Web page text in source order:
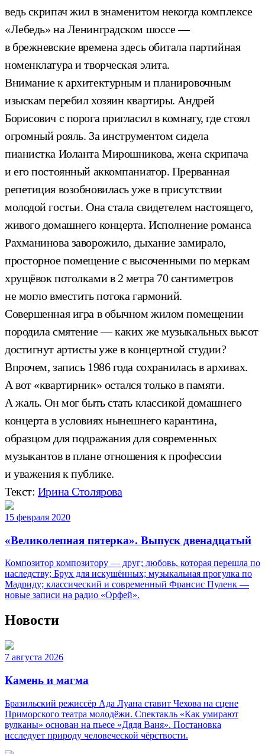
ведь скрипач жил в знаменитом некогда комплексе
«Лебедь» на Ленинградском шоссе —
в брежневские времена здесь обитала партийная
номенклатура и творческая элита.
Внимание к архитектурным и планировочным
изыскам перебил хозяин квартиры. Андрей
Борисович с порога пригласил в комнату, где стоял
огромный рояль. За инструментом сидела
пианистка Иоланта Мирошникова, жена скрипача
и его постоянный аккомпаниатор. Прерванная
репетиция возобновилась уже в присутствии
молодой гостьи. Она стала свидетелем настоящего,
живого домашнего концерта. Исполнение романса
Рахманинова заворожило, дыхание замирало,
просторное помещение с высоченными по меркам
хрущёвок потолками в 2 метра 70 сантиметров
не могло вместить потока гармоний.
Совершенная игра в обычном жилом помещении
породила смятение — каких же музыкальных высот
достигнут артисты уже в концертной студии?
Впрочем, запись 1986 года сохранилась в архивах.
А вот «квартирник» остался только в памяти.
А жаль. Он мог быть стать классикой домашнего
концерта в условиях нынешнего карантина,
образцом для подражания для современных
музыкантов в плане отношения к профессии
и уважения к публике.
Текст: Ирина Столярова
15 февраля 2020
«Великолепная пятерка». Выпуск двенадцатый
Композитор композитору — друг; любовь, которая перешла по
наследству; Брух для искушённых; музыкальная прогулка по
Мадриду; классический и современный Франсис Пуленк —
новые записи на радио «Орфей».
Новости
7 августа 2026
Камень и магма
Бразильский режиссёр Ада Луана ставит Чехова на сцене
Приморского театра молодёжи. Спектакль «Как умирают
вулканы» основан на пьесе «Дядя Ваня». Постановка
исследует природу человеческой чёрствости.